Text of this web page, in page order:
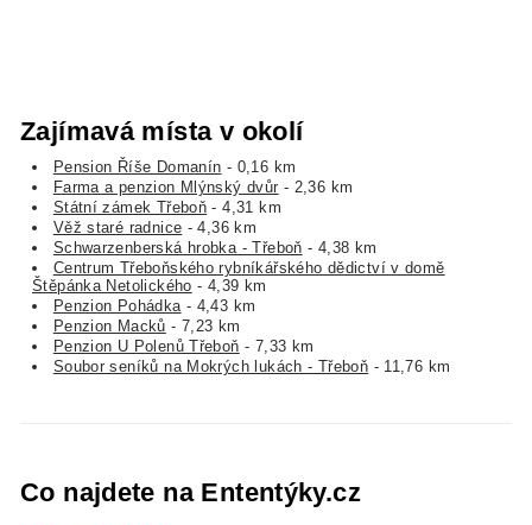
Zajímavá místa v okolí
Pension Říše Domanín - 0,16 km
Farma a penzion Mlýnský dvůr - 2,36 km
Státní zámek Třeboň - 4,31 km
Věž staré radnice - 4,36 km
Schwarzenberská hrobka - Třeboň - 4,38 km
Centrum Třeboňského rybníkářského dědictví v domě
Štěpánka Netolického - 4,39 km
Penzion Pohádka- 4,43 km
Penzion Macků - 7,23 km
Penzion U Polenů Třeboň - 7,33 km
Soubor seníků na Mokrých lukách - Třeboň - 11,76 km
Co najdete na Ententýky.cz